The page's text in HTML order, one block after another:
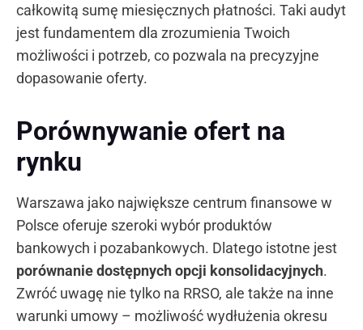
całkowitą sumę miesięcznych płatności. Taki audyt
jest fundamentem dla zrozumienia Twoich
możliwości i potrzeb, co pozwala na precyzyjne
dopasowanie oferty.
Porównywanie ofert na
rynku
Warszawa jako największe centrum finansowe w
Polsce oferuje szeroki wybór produktów
bankowych i pozabankowych. Dlatego istotne jest
porównanie dostępnych opcji konsolidacyjnych.
Zwróć uwagę nie tylko na RRSO, ale także na inne
warunki umowy – możliwość wydłużenia okresu